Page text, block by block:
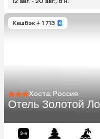
Кешбэк + 1 713
Хоста, Россия
Отель Золотой